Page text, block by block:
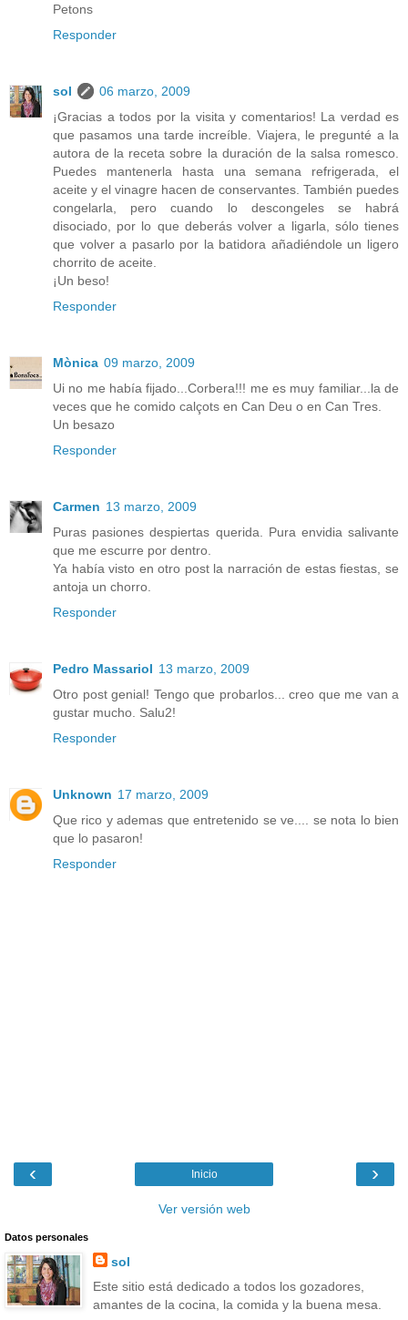
Petons
Responder
sol
06 marzo, 2009
¡Gracias a todos por la visita y comentarios! La verdad es
que pasamos una tarde increíble. Viajera, le pregunté a la
autora de la receta sobre la duración de la salsa romesco.
Puedes mantenerla hasta una semana refrigerada, el
aceite y el vinagre hacen de conservantes. También puedes
congelarla, pero cuando lo descongeles se habrá
disociado, por lo que deberás volver a ligarla, sólo tienes
que volver a pasarlo por la batidora añadiéndole un ligero
chorrito de aceite.
¡Un beso!
Responder
Mònica 09 marzo, 2009
Ui no me había fijado...Corbera!!! me es muy familiar...la de
veces que he comido calçots en Can Deu o en Can Tres.
Un besazo
Responder
Carmen 13 marzo, 2009
Puras pasiones despiertas querida. Pura envidia salivante
que me escurre por dentro.
Ya había visto en otro post la narración de estas fiestas, se
antoja un chorro.
Responder
Pedro Massariol 13 marzo, 2009
Otro post genial! Tengo que probarlos... creo que me van a
gustar mucho. Salu2!
Responder
Unknown 17 marzo, 2009
Que rico y ademas que entretenido se ve.... se nota lo bien
que lo pasaron!
Responder
‹ ›
Inicio
Ver versión web
Datos personales
sol
Este sitio está dedicado a todos los gozadores,
amantes de la cocina, la comida y la buena mesa.